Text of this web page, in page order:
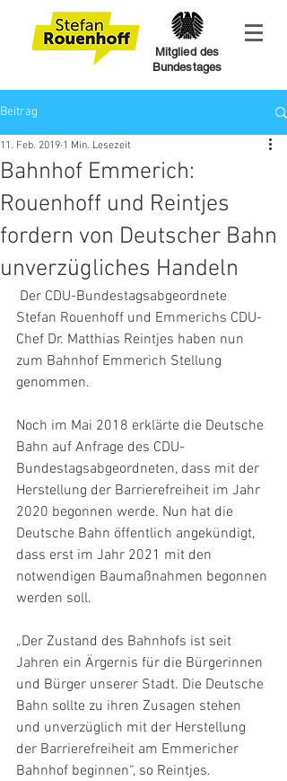
Mitglied des
Bundestages
Beitrag
Bahnhof Emmerich:
Rouenhoff und Reintjes
fordern von Deutscher Bahn
unverzügliches Handeln
11. Feb. 2019 1 Min. Lesezeit
Stefan Rouenhoff und Emmerichs CDU-
Chef Dr. Matthias Reintjes haben nun
zum Bahnhof Emmerich Stellung
genommen.
Noch im Mai 2018 erklärte die Deutsche
Bahn auf Anfrage des CDU-
Bundestagsabgeordneten, dass mit der
Herstellung der Barrierefreiheit im Jahr
2020 begonnen werde. Nun hat die
Deutsche Bahn öffentlich angekündigt,
dass erst im Jahr 2021 mit den
notwendigen Baumaßnahmen begonnen
werden soll.
„Der Zustand des Bahnhofs ist seit
Jahren ein Ärgernis für die Bürgerinnen
und Bürger unserer Stadt. Die Deutsche
Bahn sollte zu ihren Zusagen stehen
und unverzüglich mit der Herstellung
der Barrierefreiheit am Emmericher
Bahnhof beginnen“, so Reintjes.